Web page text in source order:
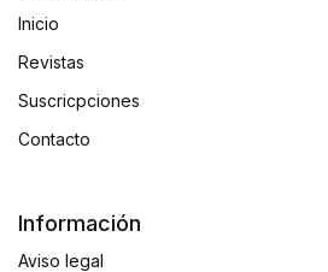
Inicio
Revistas
Suscricpciones
Contacto
Información
Aviso legal